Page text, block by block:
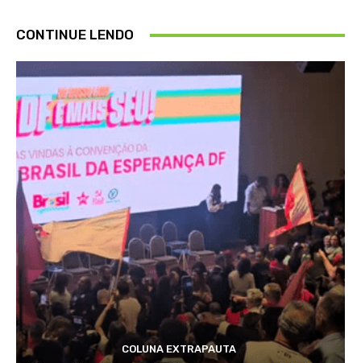
CONTINUE LENDO
COLUNA EXTRAPAUTA